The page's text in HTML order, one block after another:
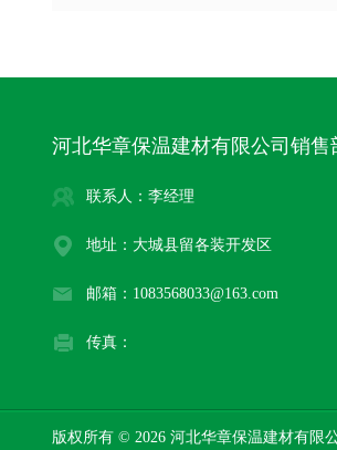
河北华章保温建材有限公司销售
联系人：李经理
地址：大城县留各装开发区
邮箱：1083568033@163.com
传真：
版权所有 © 2026 河北华章保温建材有限